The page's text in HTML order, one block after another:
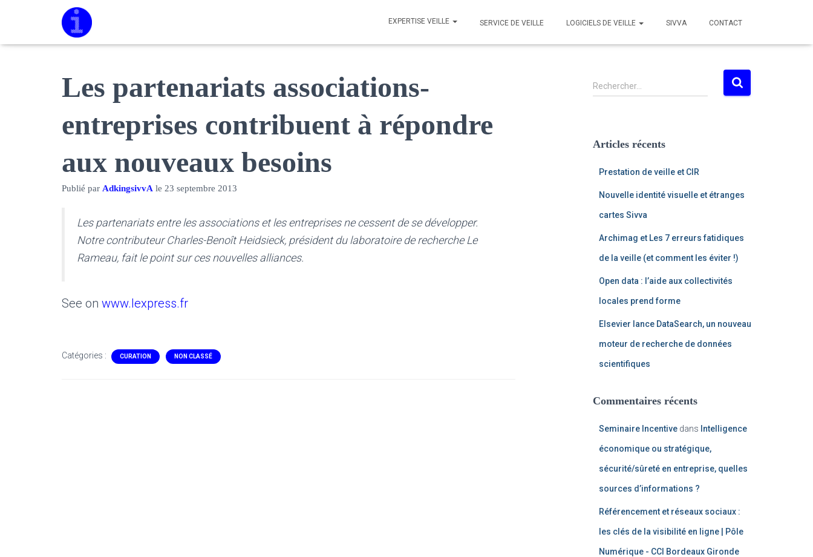
EXPERTISE VEILLE SERVICE DE VEILLE LOGICIELS DE VEILLE SIVVA CONTACT
Les partenariats associations-
entreprises contribuent à répondre
aux nouveaux besoins
Publié par AdkingsivvA le 23 septembre 2013
Les partenariats entre les associations et les entreprises ne cessent de se développer.
Notre contributeur Charles-Benoît Heidsieck, président du laboratoire de recherche Le
Rameau, fait le point sur ces nouvelles alliances.
See on www.lexpress.fr
Catégories : CURATION NON CLASSÉ
R
e
r
Rechercher…
Articles récents
Prestation de veille et CIR
Nouvelle identité visuelle et étranges
cartes Sivva
Archimag et Les 7 erreurs fatidiques
de la veille (et comment les éviter !)
Open data : l’aide aux collectivités
locales prend forme
Elsevier lance DataSearch, un nouveau
moteur de recherche de données
scientifiques
Commentaires récents
Seminaire Incentivedans Intelligence
économique ou stratégique,
sécurité/sûreté en entreprise, quelles
sources d’informations ?
Référencement et réseaux sociaux :
les clés de la visibilité en ligne | Pôle
Numérique - CCI Bordeaux Gironde